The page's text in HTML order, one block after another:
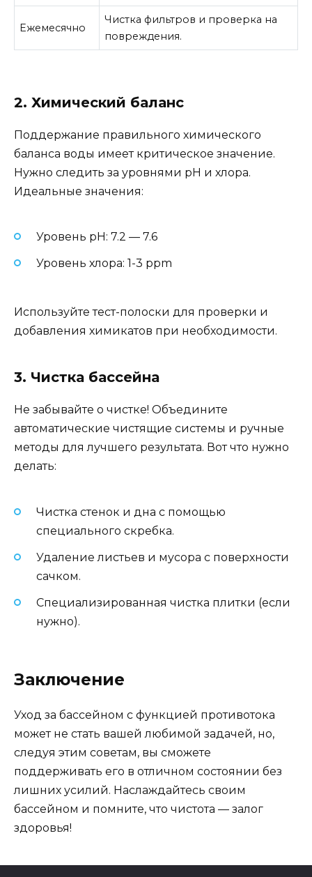
Ежемесячно
Чистка фильтров и проверка на
повреждения.
2. Химический баланс
Поддержание правильного химического
баланса воды имеет критическое значение.
Нужно следить за уровнями pH и хлора.
Идеальные значения:
Уровень pH: 7.2 — 7.6
Уровень хлора: 1-3 ppm
Используйте тест-полоски для проверки и
добавления химикатов при необходимости.
3. Чистка бассейна
Не забывайте о чистке! Объедините
автоматические чистящие системы и ручные
методы для лучшего результата. Вот что нужно
делать:
Чистка стенок и дна с помощью
специального скребка.
Удаление листьев и мусора с поверхности
сачком.
Специализированная чистка плитки (если
нужно).
Заключение
Уход за бассейном с функцией противотока
может не стать вашей любимой задачей, но,
следуя этим советам, вы сможете
поддерживать его в отличном состоянии без
лишних усилий. Наслаждайтесь своим
бассейном и помните, что чистота — залог
здоровья!